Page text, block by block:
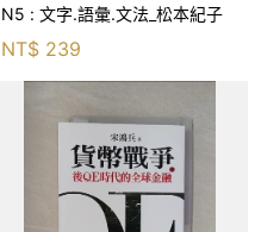
N5 : 文字.語彙.文法_松本紀子
NT$ 239